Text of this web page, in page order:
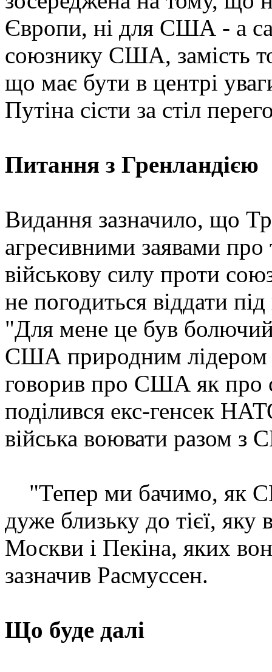
Європи, ні для США - а
союзнику США, замість
що має бути в центрі
Путіна сісти за стіл
Питання з Гренландією
Видання зазначило, що
агресивними заявами про
військову силу проти
не погодиться віддати
"Для мене це був
США природним лідером
говорив про США як про
поділився екс-генсек
війська воювати разом з
"Тепер ми бачимо, як
дуже близьку до тієї,
Москви і Пекіна, яких
зазначив Расмуссен.
Що буде далі